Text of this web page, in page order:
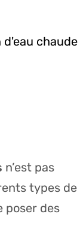
d'eau chaude
n’est pas
types de
poser des